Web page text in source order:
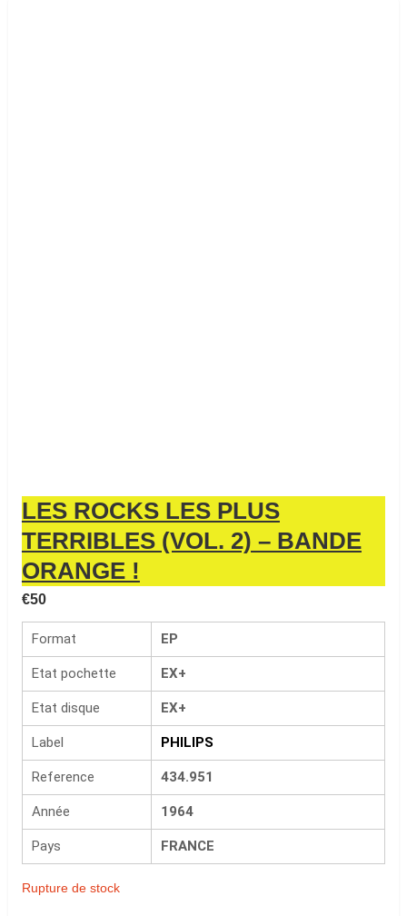
LES ROCKS LES PLUS
TERRIBLES (VOL. 2) – BANDE
ORANGE !
€50
Format EP
Etat pochette EX+
Etat disque EX+
Label PHILIPS
Reference 434.951
Année 1964
Pays FRANCE
Rupture de stock